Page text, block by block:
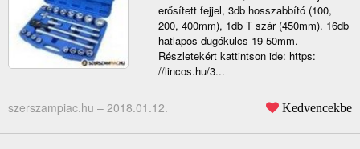
erősített fejjel, 3db hosszabbító (100,
200, 400mm), 1db T szár (450mm). 16db
hatlapos dugókulcs 19-50mm.
Részletekért kattintson ide: https:
//lincos.hu/3...
szerszampiac.hu – 2018.01.12. Kedvencekbe